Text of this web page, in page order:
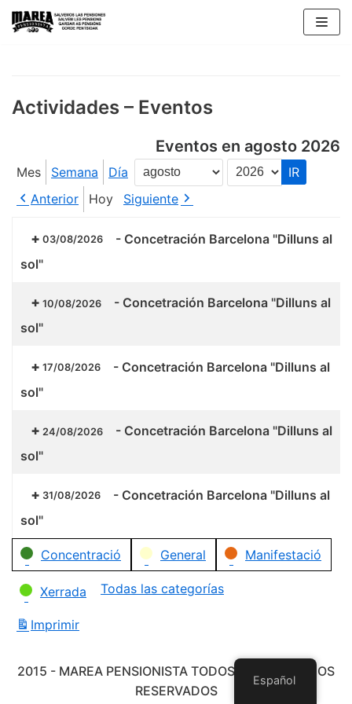
Saltar
Actividades – Eventos
Eventos en agosto 2026
Mes Semana Día
Mes
Año
Anterior
Hoy Siguiente
03/08/2026 - Concetración Barcelona "Dilluns al
sol"
10/08/2026 - Concetración Barcelona "Dilluns al
sol"
17/08/2026 - Concetración Barcelona "Dilluns al
sol"
24/08/2026 - Concetración Barcelona "Dilluns al
sol"
31/08/2026 - Concetración Barcelona "Dilluns al
sol"
Categorías
Concentració General Manifestació
Xerrada Todas las categorías
Imprimir
2015 - MAREA PENSIONISTA TODOS LOS DERECHOS
RESERVADOS
Español